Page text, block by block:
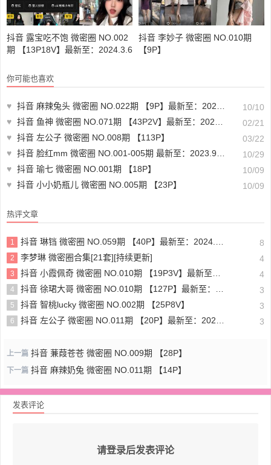
抖音 露宝吃不饱 微密圈 NO.002
期 【13P18V】最新至：2024.3.6
抖音 李妙子 微密圈 NO.010期
【9P】
你可能也喜欢
♥ 抖音 麻辣兔头 微密圈 NO.022期 【9P】最新至：2023.8.21
10/10
♥ 抖音 鱼神 微密圈 NO.071期 【43P2V】最新至：2024.2.19
02/21
♥ 抖音 左公子 微密圈 NO.008期 【113P】
03/22
♥ 抖音 脸红mm 微密圈 NO.001-005期 最新至：2023.9.22
10/29
♥ 抖音 瑜七 微密圈 NO.001期 【18P】
10/09
♥ 抖音 小小奶瓶儿 微密圈 NO.005期 【23P】 10/09
热评文章
1 抖音 琳铛 微密圈 NO.059期 【40P】最新至：2024.1.10 8
2 李梦琳 微密圈合集[21套][持续更新] 4
3 抖音 小霞佩奇 微密圈 NO.010期 【19P3V】最新至：2025.5.26 4
4 抖音 徐珺大哥 微密圈 NO.010期 【127P】最新至：2024.1.19 3
5 抖音 智桃lucky 微密圈 NO.002期 【25P8V】 3
6 抖音 左公子 微密圈 NO.011期 【20P】最新至：2024.5.13 3
上一篇 抖音 蒹葭苍苍 微密圈 NO.009期 【28P】
下一篇 抖音 麻辣奶兔 微密圈 NO.011期 【14P】
发表评论
请登录后发表评论